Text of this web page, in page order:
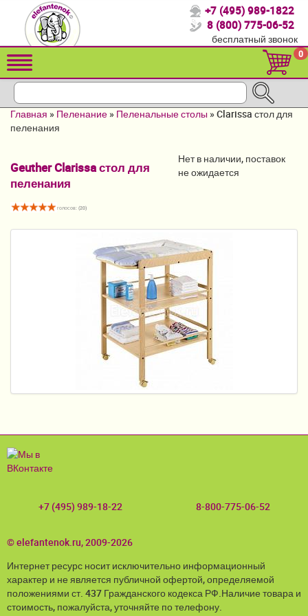
Спасибо, что выбрали нас!
Распродажа!
Детские коляски
Кроватки для новорожденных
Конверты, муфты
Детский транспорт
Мебель и аксессуары
Постельные принадлежности
Манежи
Безопасность ребенка
Принадлежности для выписки
Сумки для мам и детей
Кенгуру и слинги
+7 (495) 989-1822
8 (800) 775-06-52
бесплатный звонок
0
Главная » Пеленание » Пеленальные столы »Clarissa стол для
пеленания
Geuther Clarissa стол для
пеленания
голосов: (20)
Нет в наличии, поставок
не ожидается
+7 (495) 989-18-22 8-800-775-06-52
© elefantenok.ru, 2009-2026
Интернет ресурс носит исключительно информационный
характер и не является публичной офертой, определяемой
положениями ст. 437 Гражданского кодекса РФ.Наличие товара и
стоимость, пожалуйста, уточняйте по телефону.